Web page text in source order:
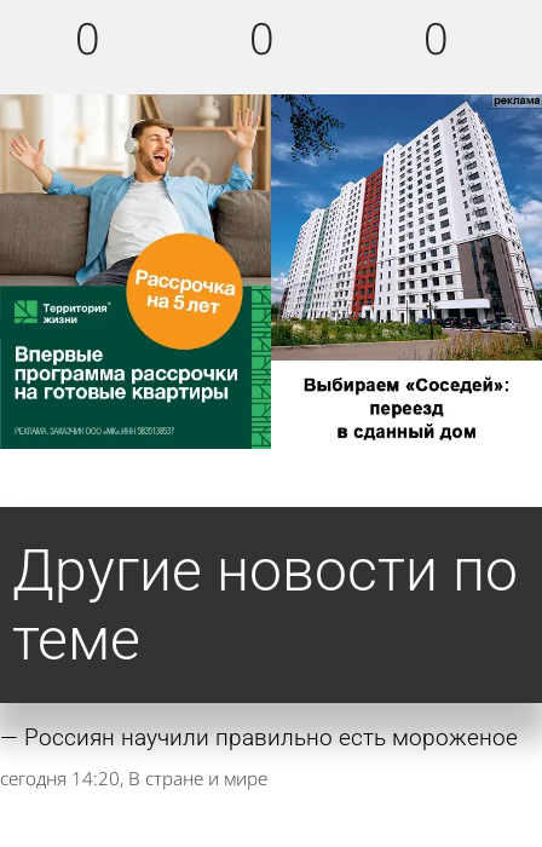
0 0 0
Другие новости по
теме
Россиян научили правильно есть мороженое
сегодня 14:20 В стране и мире